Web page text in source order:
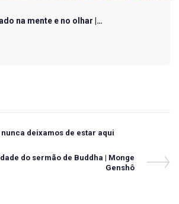
na mente e no olhar |…
deixamos de estar aqui
do sermão de Buddha | Monge
Genshô